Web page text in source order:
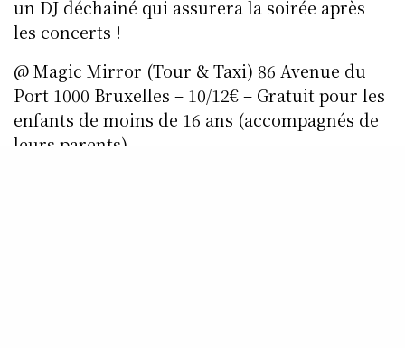
un DJ déchainé qui assurera la soirée après
les concerts !
@ Magic Mirror (Tour & Taxi) 86 Avenue du
Port 1000 Bruxelles – 10/12€ – Gratuit pour les
enfants de moins de 16 ans (accompagnés de
leurs parents)